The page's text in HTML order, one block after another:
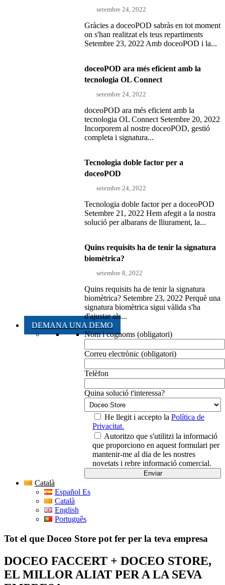
setembre 24, 2022
Gràcies a doceoPOD sabràs en tot moment
on s'han realitzat els teus repartiments
Setembre 23, 2022 Amb doceoPOD i la...
doceoPOD ara més eficient amb la
tecnologia OL Connect
setembre 24, 2022
doceoPOD ara més eficient amb la
tecnologia OL Connect Setembre 20, 2022
Incorporem al nostre doceoPOD, gestió
completa i signatura...
Tecnologia doble factor per a
doceoPOD
setembre 24, 2022
Tecnologia doble factor per a doceoPOD
Setembre 21, 2022 Hem afegit a la nostra
solució per albarans de lliurament, la...
Quins requisits ha de tenir la signatura
biomètrica?
setembre 8, 2022
Quins requisits ha de tenir la signatura
biomètrica? Setembre 23, 2022 Perquè una
signatura biomètrica sigui vàlida s'ha
d'ajustar als...
DEMANA UNA DEMO
Nom i cognoms (obligatori)
Correu electrònic (obligatori)
Telèfon
Quina solució t'interessa?
He llegit i accepto la Política de
Privacitat.
Autoritzo que s'utilitzi la informació
que proporciono en aquest formulari per
mantenir-me al dia de les nostres
novetats i rebre informació comercial.
Català
Español Es
Català
English
Português
Tot el que Doceo Store pot fer per la teva empresa
DOCEO FACCERT + DOCEO STORE,
EL MILLOR ALIAT PER A LA SEVA